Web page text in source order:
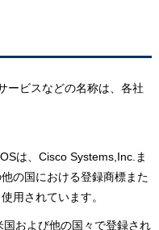
ービスなどの名称は、各社
は、Cisco Systems,Inc.ま
の国における登録商標また
用されています。
および他の国々で登録され